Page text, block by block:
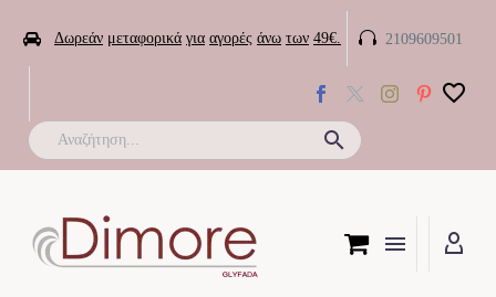
 Δωρεάν μεταφορικά για αγορές άνω των 49€. 
 2109609501